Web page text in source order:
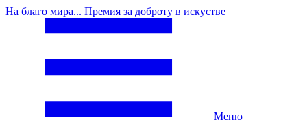
На благо мира... Премия за доброту в искустве
Меню